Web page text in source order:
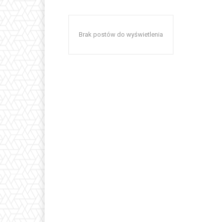
Brak postów do wyświetlenia